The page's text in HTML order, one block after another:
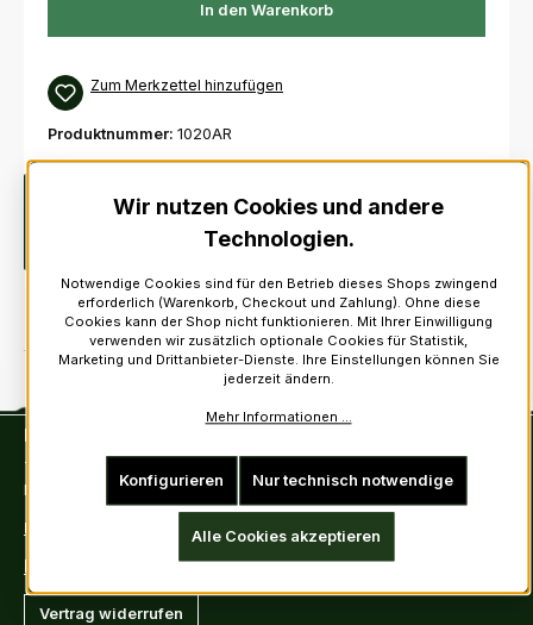
In den Warenkorb
Zum Merkzettel hinzufügen
Produktnummer: 1020AR
Beschreibung
Flashes (Sockenhalter) hergestellt von
Strumpfhalter um den oberen Teil…Mehr
Tel: +49 (0)6222-388030
Fax: +49 (0)6222-388031
E-Mail: info@kiltsandmore.com
Vertrag widerrufen
Wir nutzen Cookies und andere
Technologien.
Notwendige Cookies sind für den Betrieb dieses Shops zwingend
erforderlich (Warenkorb, Checkout und Zahlung). Ohne diese
Cookies kann der Shop nicht funktionieren. Mit Ihrer Einwilligung
verwenden wir zusätzlich optionale Cookies für Statistik,
Marketing und Drittanbieter-Dienste. Ihre Einstellungen können Sie
jederzeit ändern.
Mehr Informationen ...
Nur technisch notwendige
Konfigurieren
Alle Cookies akzeptieren